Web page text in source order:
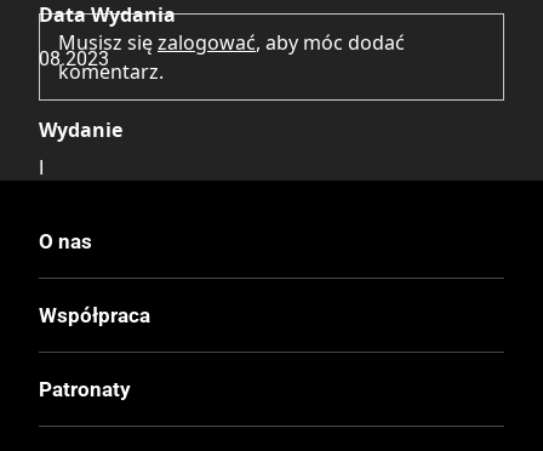
Data Wydania
08.2023
Wydanie
Druk
Kolor
Oprawa
Twarda
Musisz sięzalogować, aby móc dodać
komentarz.
O nas
Współpraca
Patronaty